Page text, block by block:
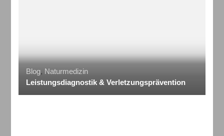
Blog, Naturmedizin
Leistungsdiagnostik & Verletzungsprävention